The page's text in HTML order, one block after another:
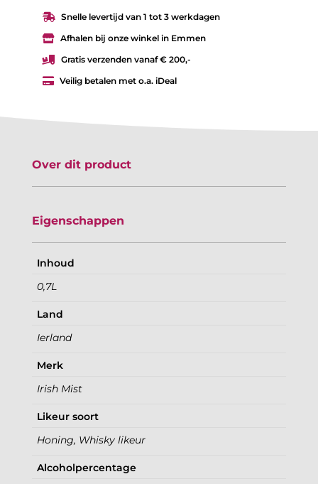
 Snelle levertijd van 1 tot 3 werkdagen
 Afhalen bij onze winkel in Emmen
 Gratis verzenden vanaf € 200,-
 Veilig betalen met o.a. iDeal
Over dit product
Eigenschappen
Inhoud
0,7L
Land
Ierland
Merk
Irish Mist
Likeur soort
Honing, Whisky likeur
Alcoholpercentage